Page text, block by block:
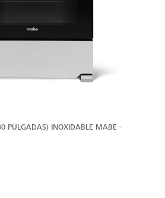
PULGADAS) INOXIDABLE MABE -